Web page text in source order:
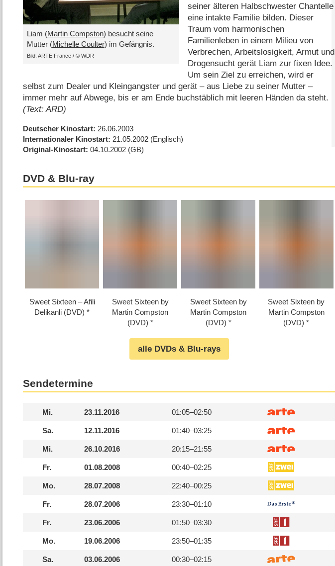
Liam (Martin Compston) besucht seine
Mutter (Michelle Coulter) im Gefängnis.
Bild: ARTE France /​ © WDR
seiner älteren Halbschwester Chantelle
eine intakte Familie bilden. Dieser
Traum vom harmonischen
Familienleben in einem Milieu von
Verbrechen, Arbeitslosigkeit, Armut und
Drogensucht gerät Liam zur fixen Idee.
Um sein Ziel zu erreichen, wird er
selbst zum Dealer und Kleingangster und gerät – aus Liebe zu seiner Mutter –
immer mehr auf Abwege, bis er am Ende buchstäblich mit leeren Händen da steht.
(Text: ARD)
Deutscher Kinostart 26.06.2003
Internationaler Kinostart 21.05.2002 (Englisch)
Original-Kinostart 04.10.2002 (GB)
DVD & Blu-ray
Sweet Sixteen – Afili
Delikanli (DVD)
Sweet Sixteen by
Martin Compston
(DVD)
Sweet Sixteen by
Martin Compston
(DVD)
Sweet Sixteen by
Martin Compston
(DVD)
alle DVDs & Blu-rays
Sendetermine
Mi. 23.11.2016 01:05–02:50
Sa. 12.11.2016 01:40–03:25
Mi. 26.10.2016 20:15–21:55
Fr. 01.08.2008 00:40–02:25
Mo. 28.07.2008 22:40–00:25
Fr. 28.07.2006 23:30–01:10
Fr. 23.06.2006 01:50–03:30
Mo. 19.06.2006 23:50–01:35
Sa. 03.06.2006 00:30–02:15